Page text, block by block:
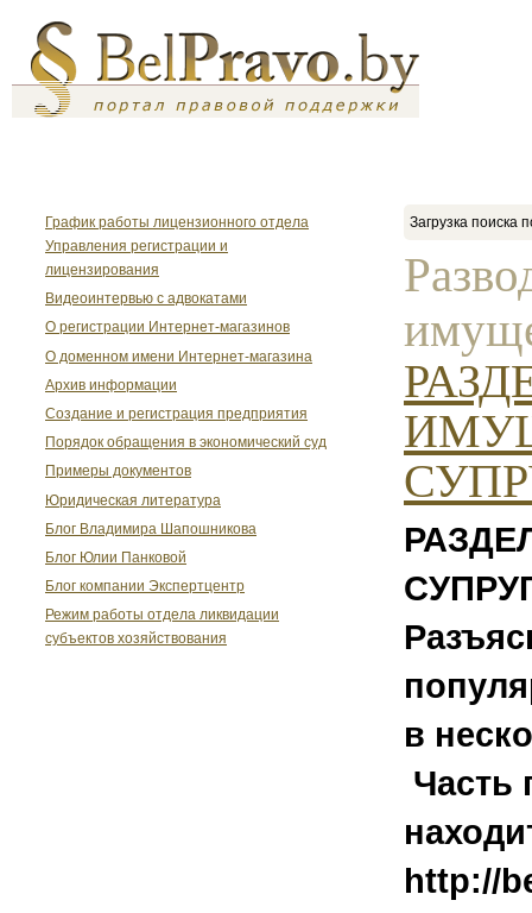
График работы лицензионного отдела
Управления регистрации и
лицензирования
Видеоинтервью с адвокатами
О регистрации Интернет-магазинов
О доменном имени Интернет-магазина
Архив информации
Создание и регистрация предприятия
Порядок обращения в экономический суд
Примеры документов
Юридическая литература
Блог Владимира Шапошникова
Блог Юлии Панковой
Блог компании Экспертцентр
Режим работы отдела ликвидации
субъектов хозяйствования
Загрузка поиска
в
Часть
http://